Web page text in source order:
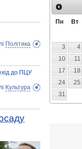
Політика
до ПЦУ
Культура
Пн Вт
3
4
10
11
17
18
24
25
31